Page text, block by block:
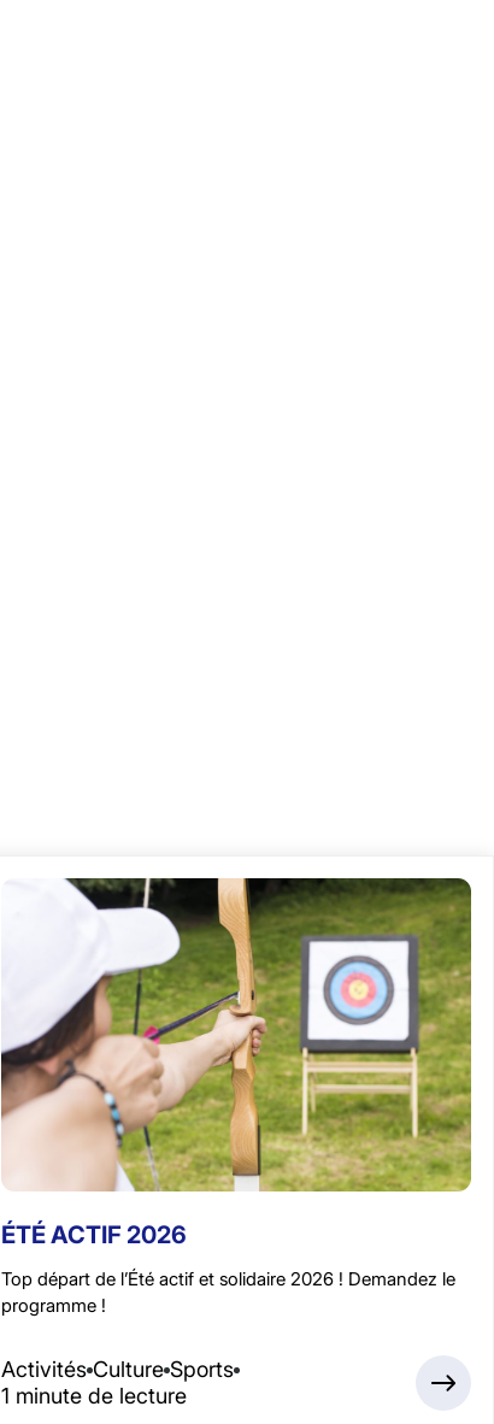
ÉTÉ ACTIF 2026
Top départ de l’Été actif et solidaire 2026 ! Demandez le
programme !
Activités Culture Sports
1 minute de lecture